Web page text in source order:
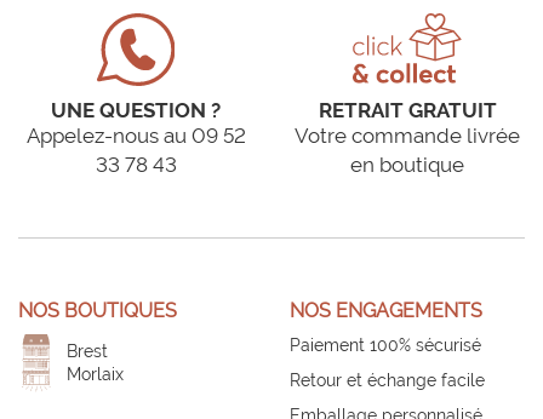
UNE QUESTION ?
Appelez-nous au 09 52
33 78 43
RETRAIT GRATUIT
Votre commande livrée
en boutique
NOS BOUTIQUES
Brest
Morlaix
NOS ENGAGEMENTS
Paiement 100% sécurisé
Retour et échange facile